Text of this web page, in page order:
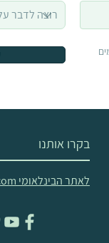
בקרו אותנו
לאתר הבינלאומי canopia.com